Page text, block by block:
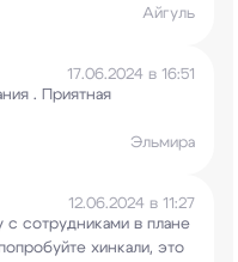
Айгуль
17.06.2024 в 16:51
. Приятная
Эльмира
12.06.2024 в 11:27
с сотрудниками в плане
хинкали, это